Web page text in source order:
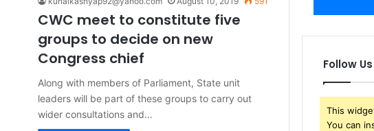
CWC meet to constitute five
groups to decide on new
Congress chief
Along with members of Parliament, State unit
leaders will be part of these groups to carry out
wider consultations and…
Follow Us
This
You can